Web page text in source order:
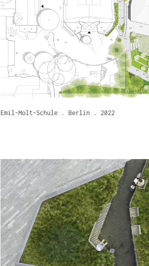
Emil-Molt-Schule . Berlin . 2022